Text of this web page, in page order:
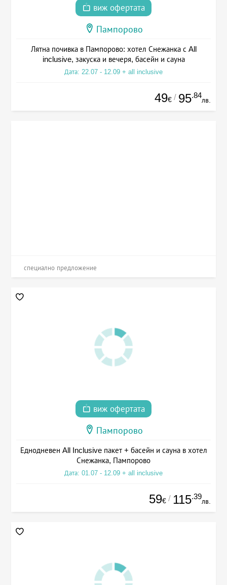
виж офертата
Пампорово
Лятна почивка в Пампорово: хотел Снежанка с All
inclusive, закуска и вечеря, басейн и сауна
Дата: 22.07 - 12.09 + all inclusive
49€ / 95.84
лв.
специално предложение
виж офертата
Пампорово
Еднодневен All Inclusive пакет + басейн и сауна в хотел
Снежанка, Пампорово
Дата: 01.07 - 12.09 + all inclusive
59€ / 115.39
лв.